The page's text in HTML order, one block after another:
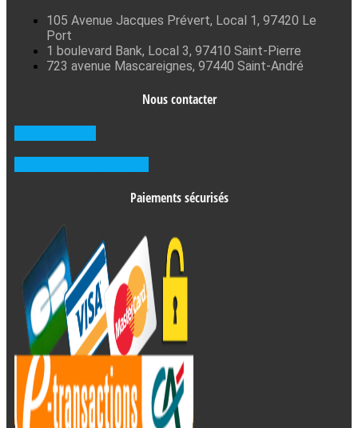
105 Avenue Jacques Prévert, Local 1, 97420 Le
Port
1 boulevard Bank, Local 3, 97410 Saint-Pierre
723 avenue Mascareignes, 97440 Saint-André
Nous contacter
Paiements sécurisés